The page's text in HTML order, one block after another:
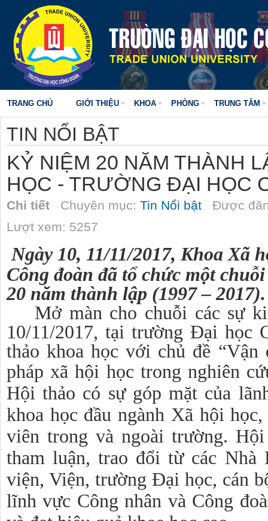
TRANG CHỦ GIỚI THIỆU KHOA PHÒNG TRUNG TÂM
TIN NỔI BẬT
KỶ NIỆM 20 NĂM THÀNH
HỌC - TRƯỜNG ĐẠI HỌC
Chi tiết Chuyên mục: Tin Nổi bật Được
Lượt xem: 5257
Ngày 10, 11/11/2017, Khoa Xã
Công đoàn đã tổ chức một
20 năm thành lập (1997 – 2017).
Mở màn cho chuỗi các sự
10/11/2017, tại trường Đại học
thảo khoa học với chủ đề
pháp xã hội học trong nghiên
Hội thảo có sự góp mặt của
khoa học đầu ngành Xã hội
viên trong và ngoài trường.
tham luận, trao đổi từ các Nhà
viện, Viện, trường Đại học, cán
lĩnh vực Công nhân và Công